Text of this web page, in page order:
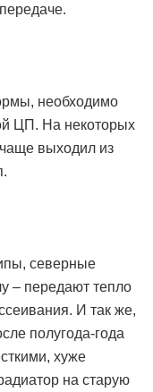
необходимо
ЦП. На некоторых
выходил из
северные
– передают тепло
И так же,
полугода-года
хуже
на старую